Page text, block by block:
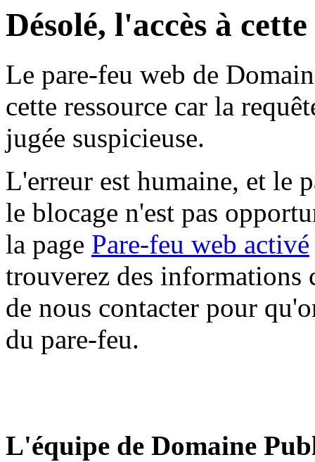
Désolé, l'accès à
Le pare-feu web de
cette ressource car la
jugée suspicieuse.
L'erreur est humaine, et le
le blocage n'est pas
la page Pare-feu web activé
trouverez des informations
de nous contacter pour
du pare-feu.
L'équipe de Domaine